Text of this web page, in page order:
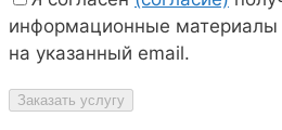
информационные
на указанный email.